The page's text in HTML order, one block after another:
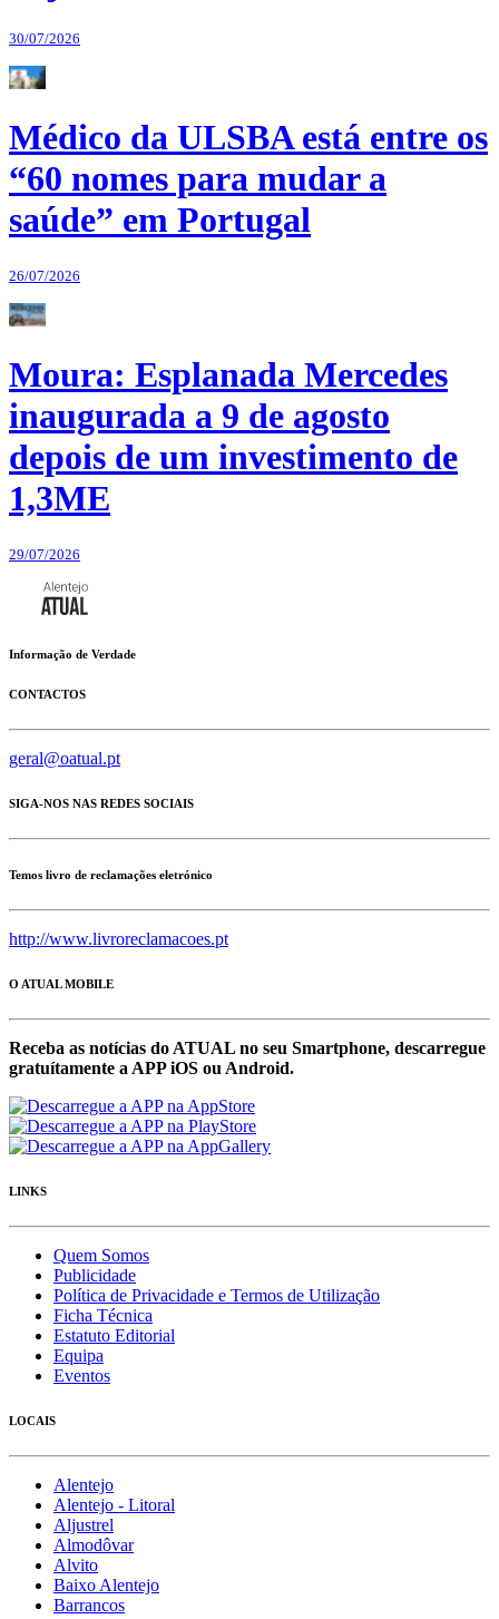
30/07/2026
Médico da ULSBA está entre os
“60 nomes para mudar a
saúde” em Portugal
26/07/2026
Moura: Esplanada Mercedes
inaugurada a 9 de agosto
depois de um investimento de
1,3ME
29/07/2026
Informação de Verdade
CONTACTOS
geral@oatual.pt
SIGA-NOS NAS REDES SOCIAIS
Temos livro de reclamações eletrónico
http://www.livroreclamacoes.pt
O ATUAL MOBILE
Receba as notícias do ATUAL no seu Smartphone, descarregue
gratuítamente a APP iOS ou Android.
LINKS
Quem Somos
Publicidade
Política de Privacidade e Termos de Utilização
Ficha Técnica
Estatuto Editorial
Equipa
Eventos
LOCAIS
Alentejo
Alentejo - Litoral
Aljustrel
Almodôvar
Alvito
Baixo Alentejo
Barrancos